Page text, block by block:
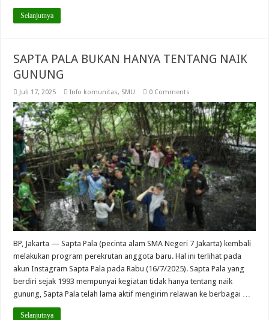
Selanjutnya
SAPTA PALA BUKAN HANYA TENTANG NAIK
GUNUNG
Juli 17, 2025 Info komunitas, SMU 0 Comments
BP, Jakarta — Sapta Pala (pecinta alam SMA Negeri 7 Jakarta) kembali
melakukan program perekrutan anggota baru. Hal ini terlihat pada
akun Instagram Sapta Pala pada Rabu (16/7/2025). Sapta Pala yang
berdiri sejak 1993 mempunyai kegiatan tidak hanya tentang naik
gunung, Sapta Pala telah lama aktif mengirim relawan ke berbagai …
Selanjutnya